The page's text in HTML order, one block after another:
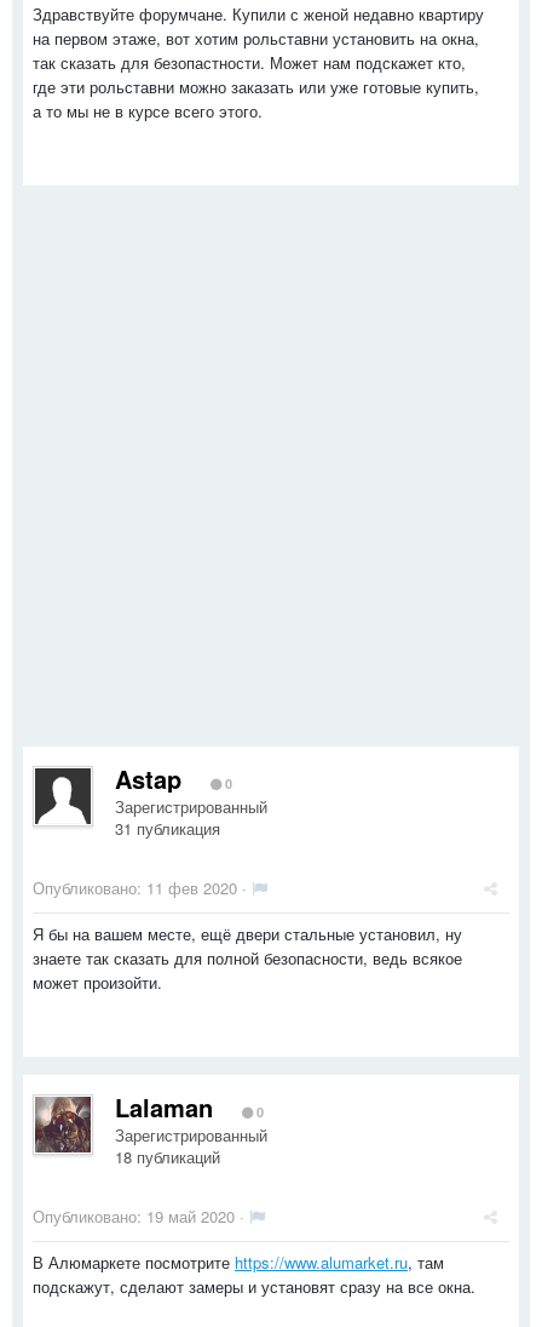
Здравствуйте форумчане. Купили с женой недавно квартиру
на первом этаже, вот хотим рольставни установить на окна,
так сказать для безопастности. Может нам подскажет кто,
где эти рольставни можно заказать или уже готовые купить,
а то мы не в курсе всего этого.
Astap 0
Зарегистрированный
31 публикация
Опубликовано: 11 фев 2020 ·
Я бы на вашем месте, ещё двери стальные установил, ну
знаете так сказать для полной безопасности, ведь всякое
может произойти.
Lalaman 0
Зарегистрированный
18 публикаций
Опубликовано: 19 май 2020 ·
В Алюмаркете посмотрите https://www.alumarket.ru, там
подскажут, сделают замеры и установят сразу на все окна.